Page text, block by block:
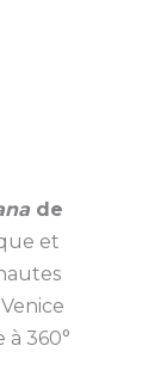
de
et
360°